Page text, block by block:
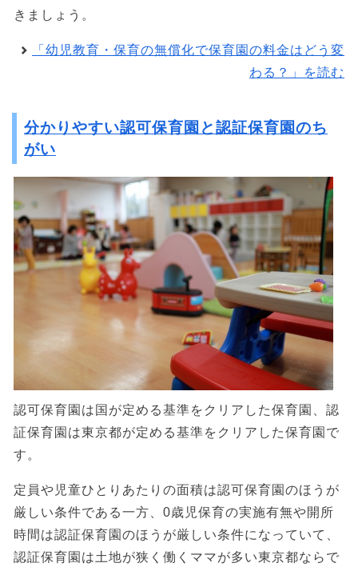
きましょう。
「幼児教育・保育の無償化で保育園の料金はどう変
わる？」を読む
分かりやすい認可保育園と認証保育園のち
がい
認可保育園は国が定める基準をクリアした保育園、認
証保育園は東京都が定める基準をクリアした保育園で
す。
定員や児童ひとりあたりの面積は認可保育園のほうが
厳しい条件である一方、0歳児保育の実施有無や開所
時間は認証保育園のほうが厳しい条件になっていて、
認証保育園は土地が狭く働くママが多い東京都ならで